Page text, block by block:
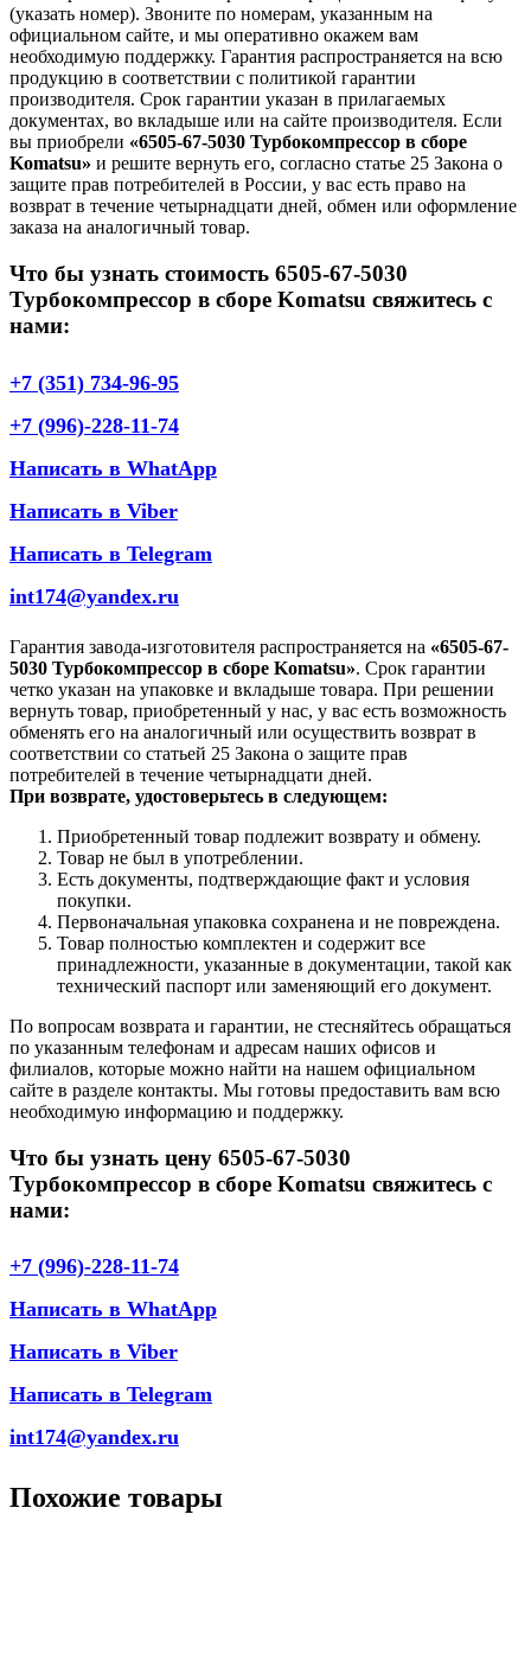
(указать номер). Звоните по номерам, указанным на
официальном сайте, и мы оперативно окажем вам
необходимую поддержку. Гарантия распространяется на всю
продукцию в соответствии с политикой гарантии
производителя. Срок гарантии указан в прилагаемых
документах, во вкладыше или на сайте производителя. Если
вы приобрели «6505-67-5030 Турбокомпрессор в сборе
Komatsu» и решите вернуть его, согласно статье 25 Закона о
защите прав потребителей в России, у вас есть право на
возврат в течение четырнадцати дней, обмен или оформление
заказа на аналогичный товар.
Что бы узнать стоимость 6505-67-5030
Турбокомпрессор в сборе Komatsu свяжитесь с
нами:
+7 (351) 734-96-95
+7 (996)-228-11-74
Написать в WhatApp
Написать в Viber
Написать в Telegram
int174@yandex.ru
Гарантия завода-изготовителя распространяется на «6505-67-
5030 Турбокомпрессор в сборе Komatsu». Срок гарантии
четко указан на упаковке и вкладыше товара. При решении
вернуть товар, приобретенный у нас, у вас есть возможность
обменять его на аналогичный или осуществить возврат в
соответствии со статьей 25 Закона о защите прав
потребителей в течение четырнадцати дней.
При возврате, удостоверьтесь в следующем:
Приобретенный товар подлежит возврату и обмену.
Товар не был в употреблении.
Есть документы, подтверждающие факт и условия
покупки.
Первоначальная упаковка сохранена и не повреждена.
Товар полностью комплектен и содержит все
принадлежности, указанные в документации, такой как
технический паспорт или заменяющий его документ.
По вопросам возврата и гарантии, не стесняйтесь обращаться
по указанным телефонам и адресам наших офисов и
филиалов, которые можно найти на нашем официальном
сайте в разделе контакты. Мы готовы предоставить вам всю
необходимую информацию и поддержку.
Что бы узнать цену 6505-67-5030
Турбокомпрессор в сборе Komatsu свяжитесь с
нами:
+7 (996)-228-11-74
Написать в WhatApp
Написать в Viber
Написать в Telegram
int174@yandex.ru
Похожие товары